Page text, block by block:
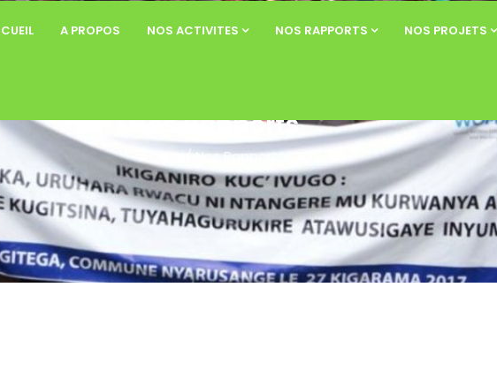
A PROPOS NOS ACTIVITES NOS RAPPORTS NOS PROJETS
Nos Rapports
Home/Nos Rapports